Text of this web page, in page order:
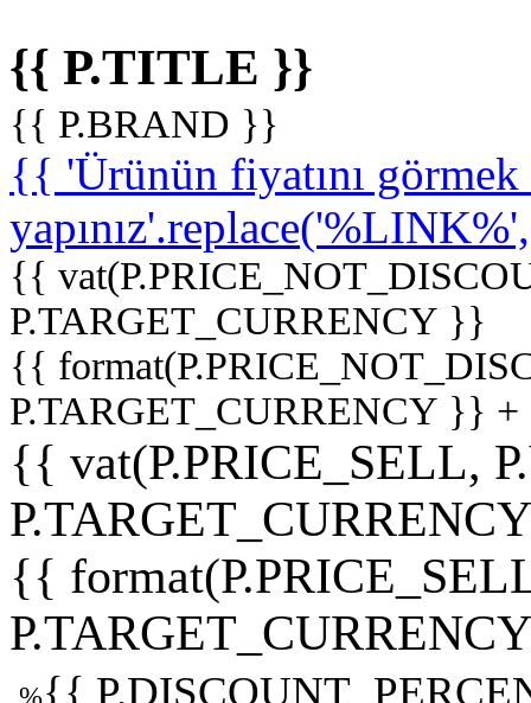
{{ P.TITLE }}
{{ P.BRAND }}
{{ 'Ürünün fiyatını
{{
P.TARGET_CURRENCY }}
{{
P.TARGET_CURRENCY }}
{{ vat(P.PRICE_SELL,
{{
%{{